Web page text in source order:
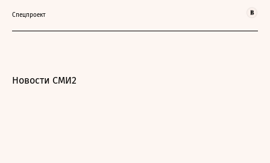
Спецпроект
Новости СМИ2